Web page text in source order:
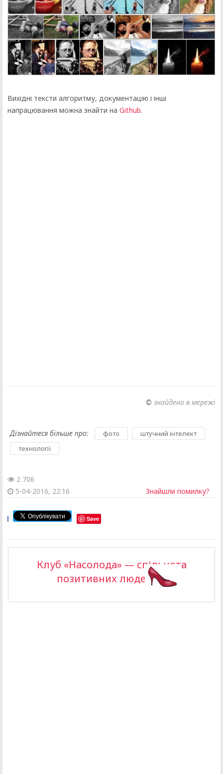
Вихідні тексти алгоритму, документацію і інші
напрацювання можна знайти на Github.
© знайдено в мережі
Дізнайтеся більше про: фото штучний інтелект
технології
2 706
5-04-2016, 22:16
Знайшли помилку?
Save
Клуб «Насолода» — спільнота
позитивних людей >>